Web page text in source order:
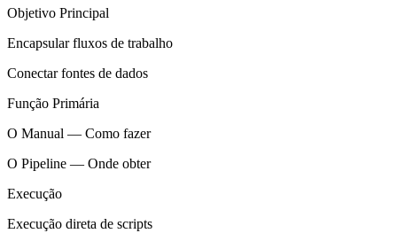
Objetivo Principal
Encapsular fluxos de trabalho
Conectar fontes de dados
Função Primária
O Manual — Como fazer
O Pipeline — Onde obter
Execução
Execução direta de scripts